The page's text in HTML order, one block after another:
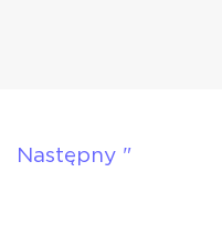
Następny "